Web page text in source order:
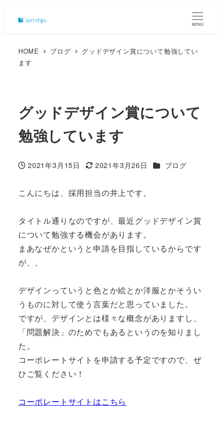
MENU
HOME ブログ
グッドデザイン賞について勉強してい
ます
グッドデザイン賞について
勉強しています
投稿日
2021年3月15日
更新日
2021年3月26日 カテゴリー
ブログ
こんにちは、採用担当の井上です。
タイトル通りなのですが、最近グッドデザイン賞
について勉強する機会があります。
まあなぜかというと申請を目指しているからです
が、、
デザインっていうと色とか絵とか洋服とかそうい
うものに対して使う言葉だと思っていました。
ですが、デザインとは様々な概念がありますし、
「問題解決」のためでもあるというのを知りまし
た。
コーポレートサイトを申請する予定ですので、ぜ
ひご覧ください！
コーポレートサイトはこちら